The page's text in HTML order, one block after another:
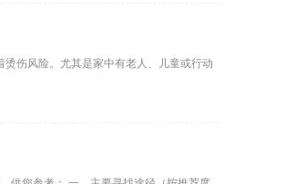
伤风险。尤其是家中有老人、儿童或行动